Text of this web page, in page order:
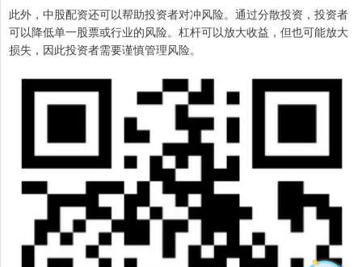
此外，中股配资还可以帮助投资者对冲风险。通过分散投资，投资者
可以降低单一股票或行业的风险。杠杆可以放大收益，但也可能放大
损失，因此投资者需要谨慎管理风险。